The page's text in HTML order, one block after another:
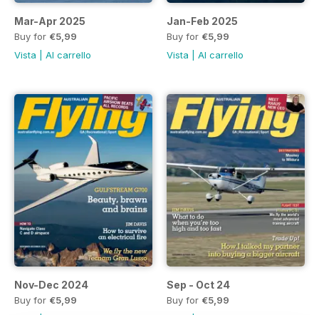
Mar-Apr 2025
Buy for €5,99
Vista
Al carrello
Jan-Feb 2025
Buy for €5,99
Vista
Al carrello
Nov-Dec 2024
Buy for €5,99
Sep - Oct 24
Buy for €5,99